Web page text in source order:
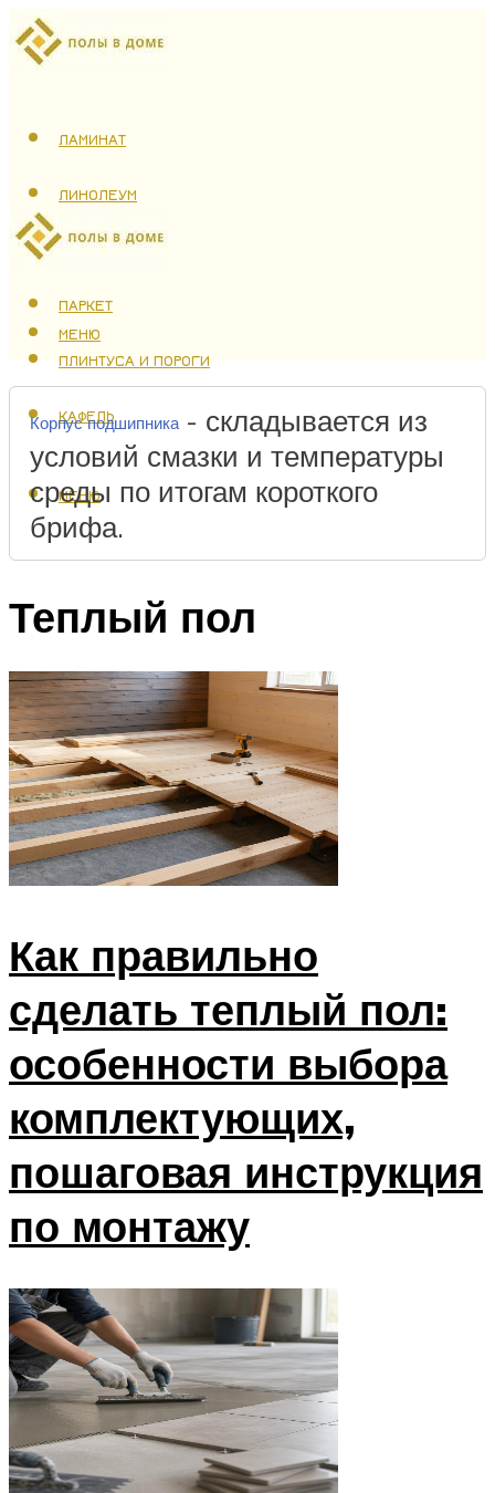
ЛАМИНАТ
ЛИНОЛЕУМ
ТЕПЛЫЙ ПОЛ
ПАРКЕТ
ПЛИНТУСА И ПОРОГИ
КАФЕЛЬ
МЕНЮ
МЕНЮ
Корпус подшипника- складывается из
условий смазки и температуры
среды по итогам короткого
брифа.
Теплый пол
Как правильно
сделать теплый пол:
особенности выбора
комплектующих,
пошаговая инструкция
по монтажу